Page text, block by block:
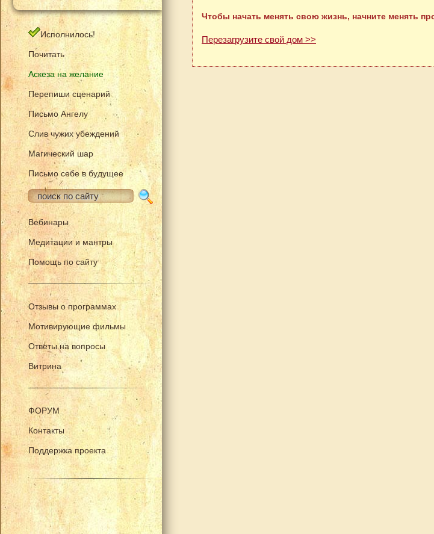
Исполнилось!
Почитать
Аскеза на желание
Перепиши сценарий
Письмо Ангелу
Слив чужих убеждений
Магический шар
Письмо себе в будущее
Вебинары
Медитации и мантры
Помощь по сайту
Отзывы о программах
Мотивирующие фильмы
Ответы на вопросы
Витрина
ФОРУМ
Контакты
Поддержка проекта
Чтобы начать менять свою жизнь, начните менять
Перезагрузите свой дом >>